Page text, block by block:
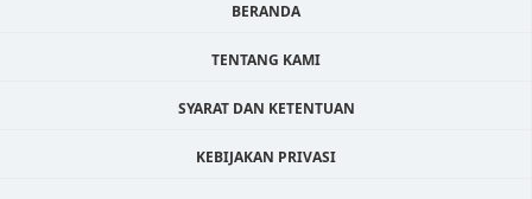
BERANDA
TENTANG KAMI
SYARAT DAN KETENTUAN
KEBIJAKAN PRIVASI